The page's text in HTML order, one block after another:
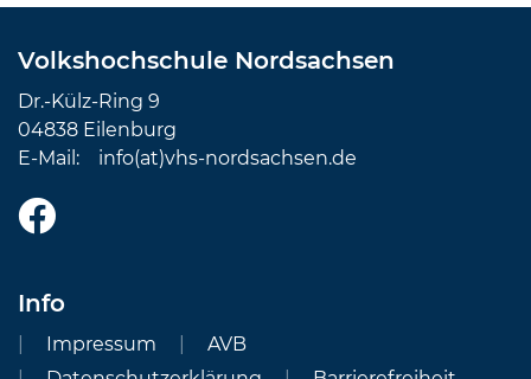
Volkshochschule Nordsachsen
Dr.-Külz-Ring 9
04838 Eilenburg
E-Mail: info(at)vhs-nordsachsen.de
Info
Impressum
AVB